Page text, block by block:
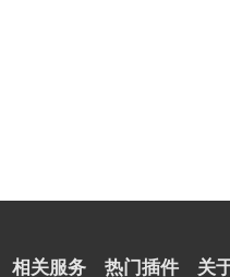
相关服务 热门插件 关